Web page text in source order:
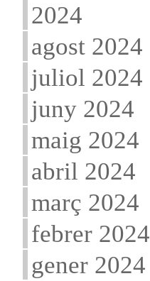
2024
agost 2024
juliol 2024
juny 2024
maig 2024
abril 2024
març 2024
febrer 2024
gener 2024